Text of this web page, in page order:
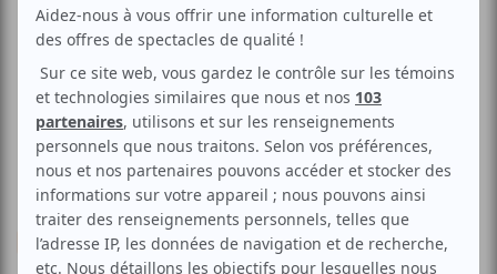
Humour Personnages Imitation Stand-up